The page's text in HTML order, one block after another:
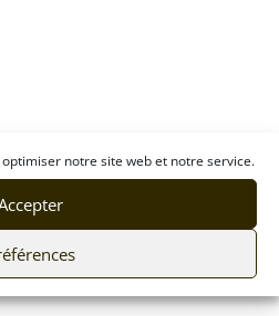
notre site web et notre service.